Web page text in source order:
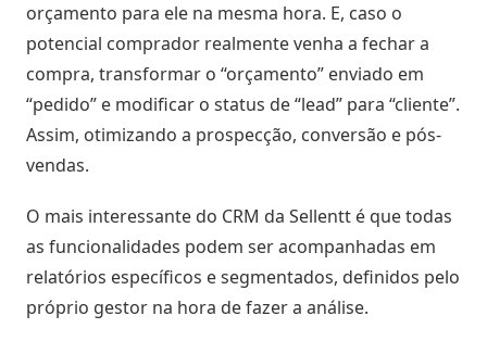
orçamento para ele na mesma hora. E, caso o
potencial comprador realmente venha a fechar a
compra, transformar o “orçamento” enviado em
“pedido” e modificar o status de “lead” para “cliente”.
Assim, otimizando a prospecção, conversão e pós-
vendas.
O mais interessante do CRM da Sellentt é que todas
as funcionalidades podem ser acompanhadas em
relatórios específicos e segmentados, definidos pelo
próprio gestor na hora de fazer a análise.